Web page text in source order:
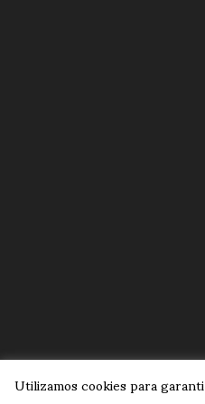
Utilizamos cookies para